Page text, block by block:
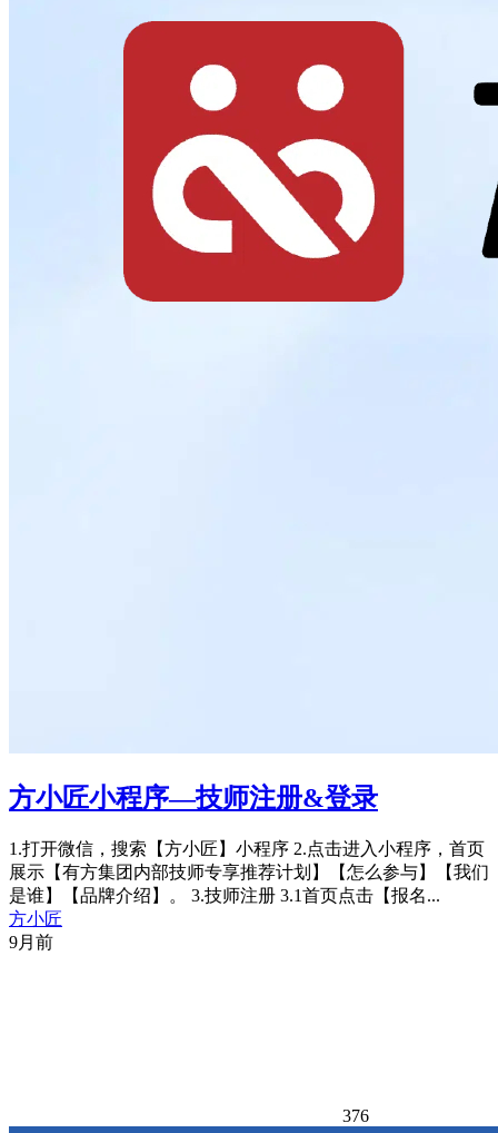
方小匠小程序—技师注册&登录
1.打开微信，搜索【方小匠】小程序 2.点击进入小程序，首页
展示【有方集团内部技师专享推荐计划】【怎么参与】【我们
是谁】【品牌介绍】。 3.技师注册 3.1首页点击【报名...
方小匠
9月前
376